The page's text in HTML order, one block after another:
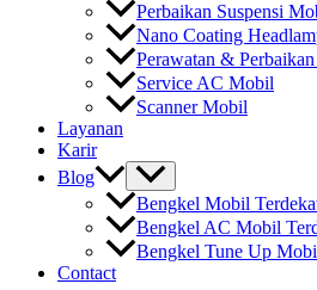
Perbaikan Suspensi
Nano Coating
Perawatan &
Service AC Mobil
Scanner Mobil
Layanan
Karir
Blog
Bengkel Mobil
Bengkel AC Mobil
Bengkel Tune Up
Contact